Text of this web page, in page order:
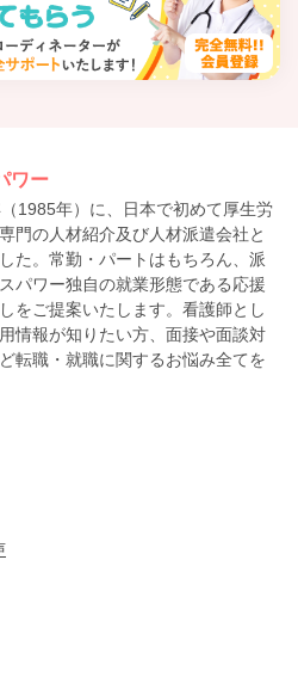
ワー
1985年）に、日本で初めて厚生労
門の人材紹介及び人材派遣会社と
た。常勤・パートはもちろん、派
パワー独自の就業形態である応援
をご提案いたします。看護師とし
情報が知りたい方、面接や面談対
転職・就職に関するお悩み全てを